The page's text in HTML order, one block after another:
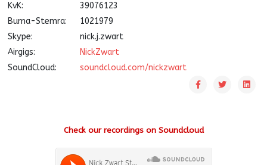
KvK:
39076123
Buma-Stemra:
1021979
Skype:
nick.j.zwart
Airgigs:
NickZwart
SoundCloud:
soundcloud.com/nickzwart
Check our recordings on Soundcloud